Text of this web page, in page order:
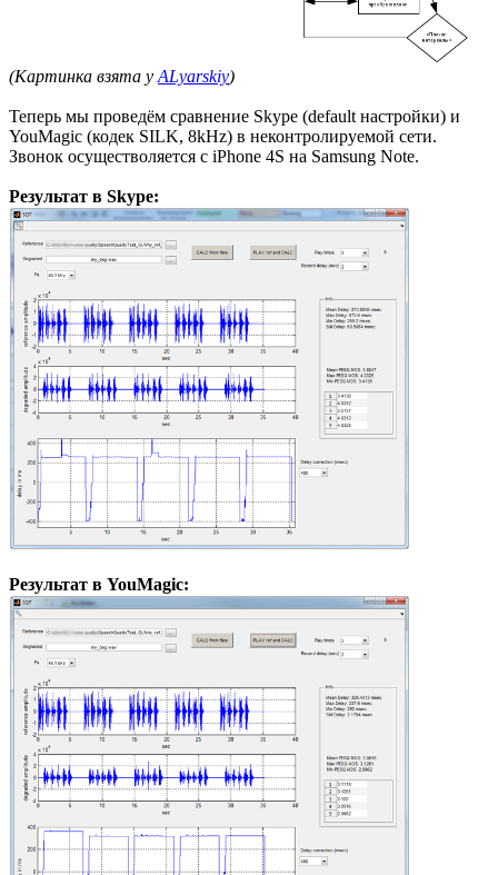
(Картинка взята у ALyarskiy)
Теперь мы проведём сравнение Skype (default настройки) и
YouMagic (кодек SILK, 8kHz) в неконтролируемой сети.
Звонок осуществоляется с iPhone 4S на Samsung Note.
Результат в Skype:
Результат в YouMagic: